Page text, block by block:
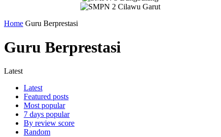
Home Guru Berprestasi
Guru Berprestasi
Latest
Latest
Featured posts
Most popular
7 days popular
By review score
Random